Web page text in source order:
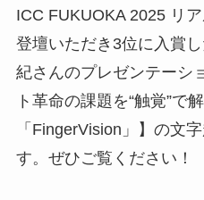
ICC FUKUOKA 2025 リ
登壇いただき3位に入賞
紀さんのプレゼンテーシ
ト革命の課題を“触覚”で
「FingerVision」】の文
す。ぜひご覧ください！